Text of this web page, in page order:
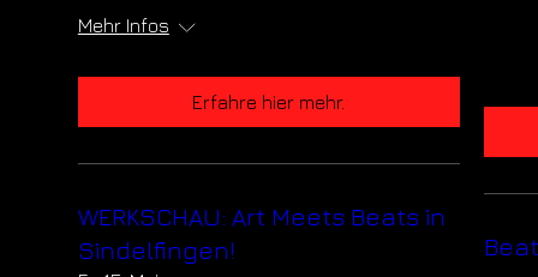
Erfahre hier mehr.
WERKSCHAU: Art Meets
Mehr Infos
Erfahre hier mehr.
WERKSCHAU: Art Meets Beats in
Sindelfingen!